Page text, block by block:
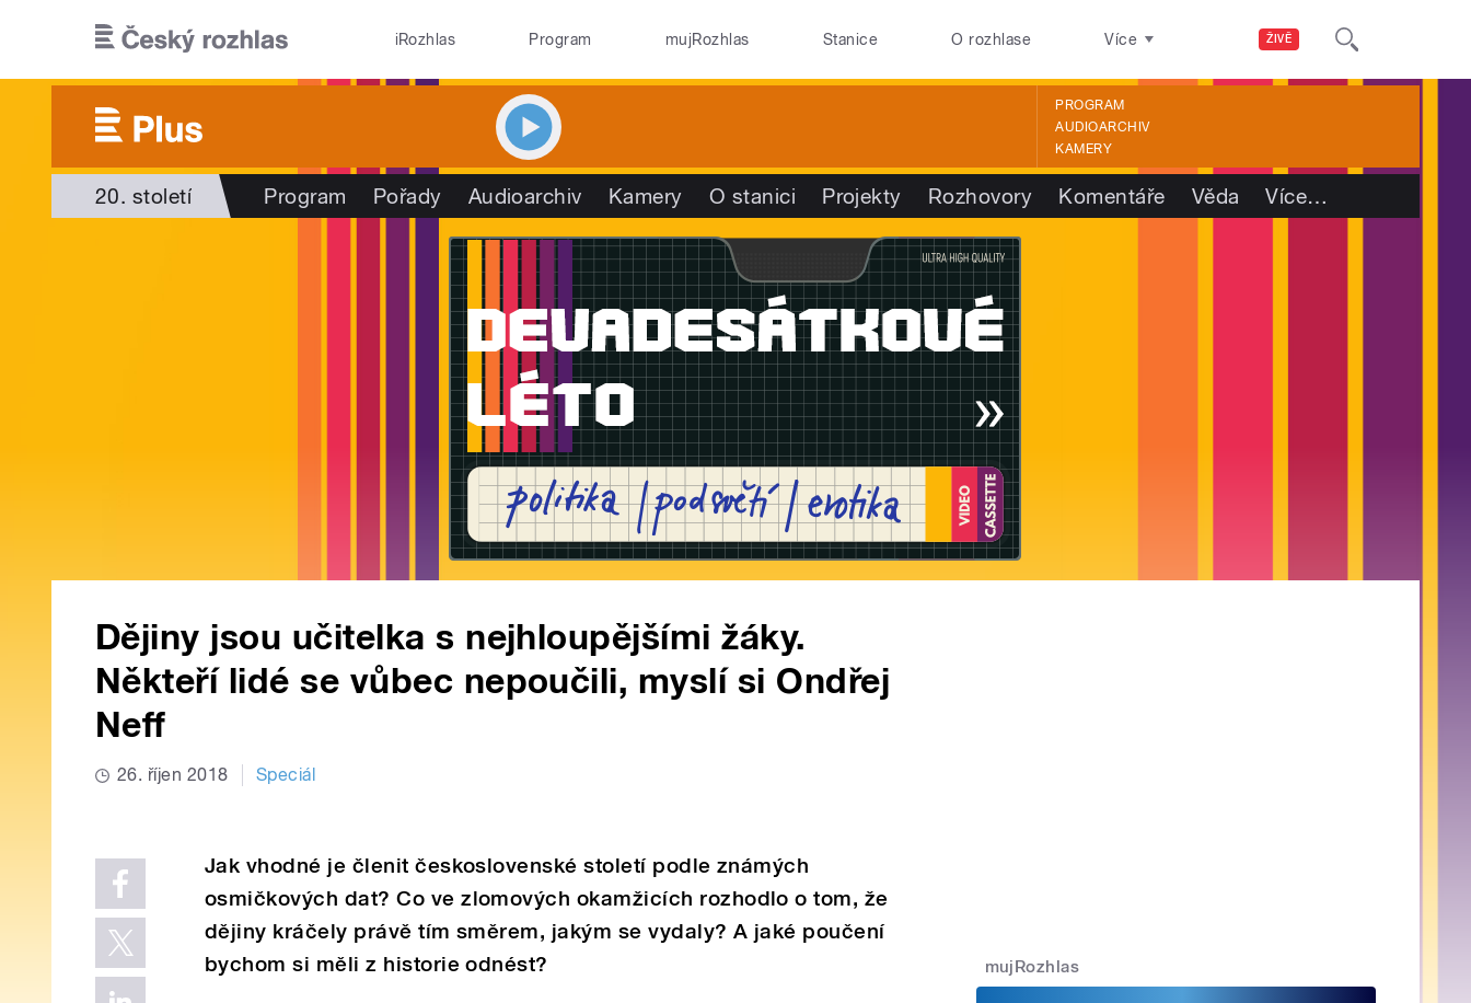
ŽIVĚ
iRozhlas Program mujRozhlas Stanice O rozhlase Více
PROGRAM
AUDIOARCHIV
KAMERY
20. století Program Pořady Audioarchiv Kamery O stanici Projekty Rozhovory Komentáře Věda Více…
Dějiny jsou učitelka s nejhloupějšími žáky.
Někteří lidé se vůbec nepoučili, myslí si Ondřej
Neff
26. říjen 2018 Speciál
Jak vhodné je členit československé století podle známých
osmičkových dat? Co ve zlomových okamžicích rozhodlo o tom, že
dějiny kráčely právě tím směrem, jakým se vydaly? A jaké poučení
bychom si měli z historie odnést?
mujRozhlas